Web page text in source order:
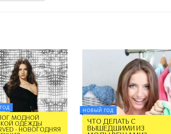
МОДНОЙ
ОДЕЖДЫ
- НОВОГОДНЯЯ
НОВЫЙ ГОД
ЧТО ДЕЛАТЬ С
ВЫШЕДШИМИ ИЗ